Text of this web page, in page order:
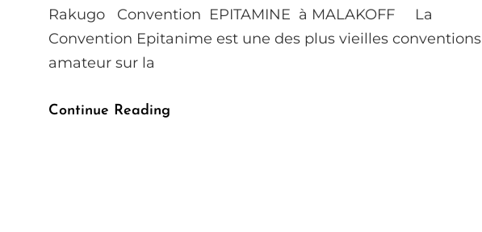
Rakugo Convention EPITAMINE à MALAKOFF La
Convention Epitanime est une des plus vieilles conventions
amateur sur la
Continue Reading